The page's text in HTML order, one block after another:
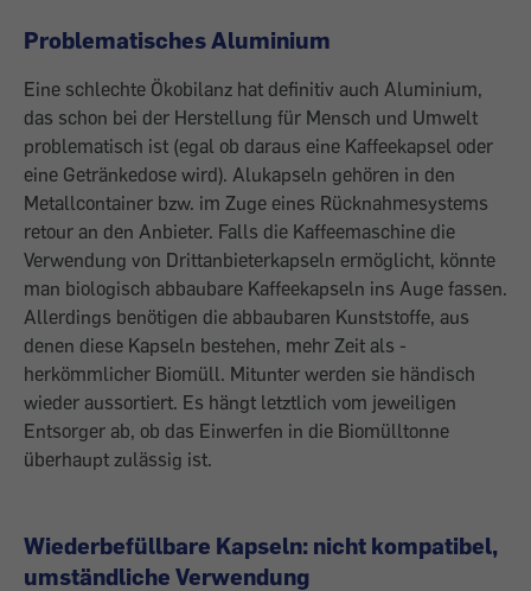
Problematisches Aluminium
Eine schlechte Ökobilanz hat definitiv auch Aluminium,
das schon bei der Herstellung für Mensch und Umwelt
problematisch ist (egal ob daraus eine Kaffeekapsel oder
eine Getränkedose wird). Alukapseln gehören in den
Metallcontainer bzw. im Zuge eines Rücknahmesystems
retour an den Anbieter. Falls die Kaffeemaschine die
Verwendung von Drittanbieterkapseln ermöglicht, ­könnte
man biologisch abbaubare Kaffeekapseln ins Auge fassen.
Allerdings benötigen die abbaubaren Kunststoffe, aus
denen diese Kapseln bestehen, mehr Zeit als ­
herkömmlicher Biomüll. Mitunter werden sie händisch
wieder aussortiert. Es hängt letztlich vom jeweiligen
Entsorger ab, ob das Einwerfen in die Biomülltonne
überhaupt zulässig ist.
Wiederbefüllbare Kapseln: nicht kompatibel,
umständliche Verwendung